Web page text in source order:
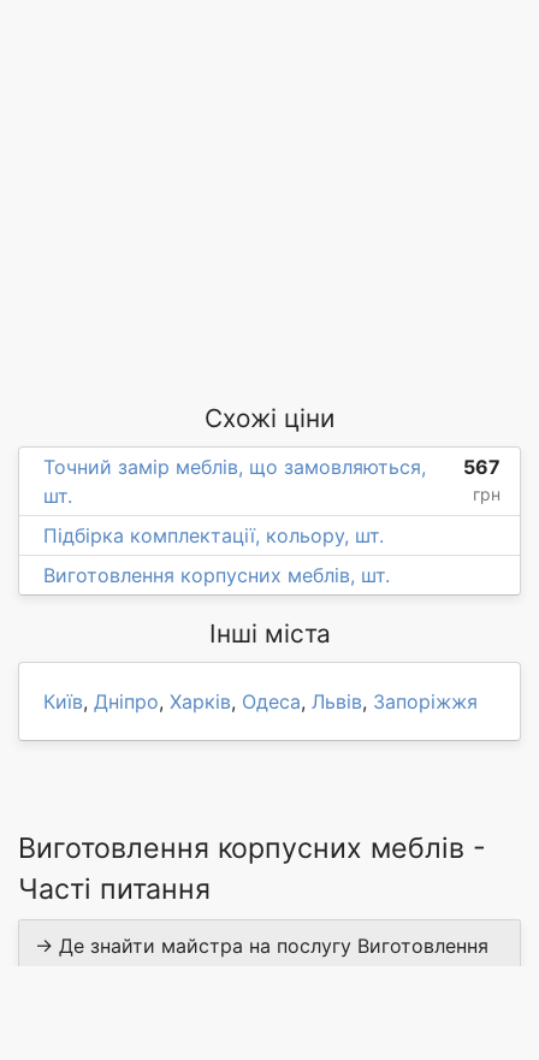
Схожі ціни
Точний замір меблів, що замовляються,
шт.
567
грн
Підбірка комплектації, кольору, шт.
Виготовлення корпусних меблів, шт.
Інші міста
Київ, Дніпро, Харків, Одеса, Львів, Запоріжжя
Виготовлення корпусних меблів -
Часті питання
→ Де знайти майстра на послугу Виготовлення